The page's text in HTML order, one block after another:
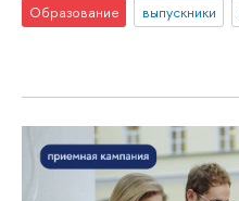
Образование выпускники